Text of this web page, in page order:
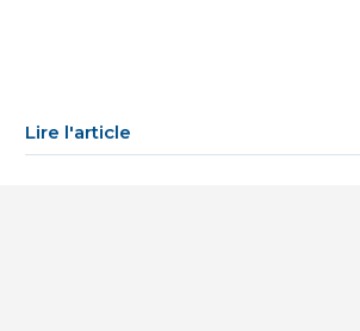
Lire l'article